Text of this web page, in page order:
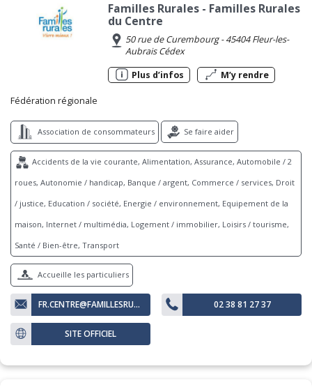
Familles Rurales - Familles Rurales
du Centre
50 rue de Curembourg - 45404 Fleur-les-
Aubrais Cédex
Plus d’infos
M’y rendre
Fédération régionale
Association de consommateurs Se faire aider
Accidents de la vie courante, Alimentation, Assurance, Automobile / 2
roues, Autonomie / handicap, Banque / argent, Commerce / services, Droit
/ justice, Education / société, Energie / environnement, Equipement de la
maison, Internet / multimédia, Logement / immobilier, Loisirs / tourisme,
Santé / Bien-être, Transport
Accueille les particuliers
FR.CENTRE@FAMILLESRURALES.ORG 02 38 81 27 37
SITE OFFICIEL